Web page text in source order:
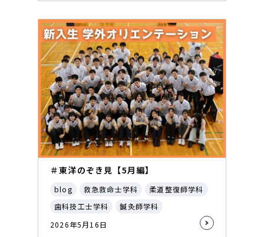
＃東洋のぞき見【5月編】
blog 救急救命士学科
柔道整復師学科
歯科技工士学科
鍼灸師学科
2026年5月16日